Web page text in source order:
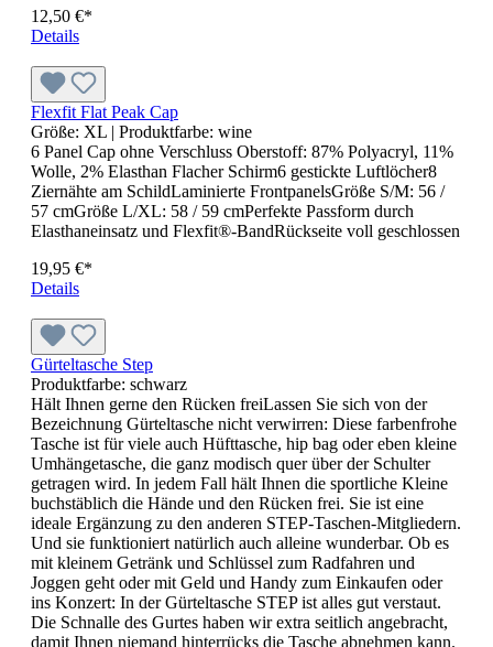
9,95 €*
Details
Badetuch FULLPRINT
Lust auf Sonne?Dann ist dies der richtige Zeitpunkt, mit den
vollflächig bedruckten Handtüchern Ihre Werbebotschaft
optimal zu präsentieren.Druck: 1 Seite Vollflächenprint,
Rückseite bleibt weissMaterial: 100% Baumwollvelour330
gr/m²Öko-Tex zertifiziertMaße: B 70 cm x L 140 cmIhr
Vorteil: Kurze LieferzeitenEuropaproduktion
14,28 €*
Details
Classic Snapback Cap
Größe:one size| Produktfarbe:
red/red
Classic Snapback CapKlassische FormPremium
WollmischungFarblich passender Kunststoff-
VerschlussStabile FrontpanelsKlassisch grüne
Schirmunterseite (Ton-in-Ton bei Doppelfarben, Classic Grey
bei Heather Grey/Heather Grey)Materialzusammensetzung:
80% Polyacryl / 20% Wolle
12,50 €*
Details